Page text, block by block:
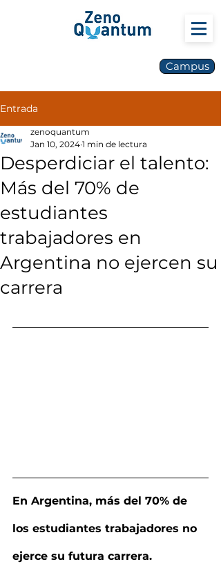
Campus
Entrada
Desperdiciar el talento:
Más del 70% de
estudiantes
trabajadores en
Argentina no ejercen su
carrera
zenoquantum
Jan 10, 2024 1 min de lectura
En Argentina, más del 70% de
los estudiantes trabajadores no
ejerce su futura carrera.